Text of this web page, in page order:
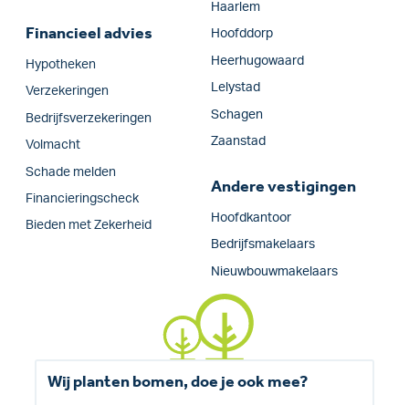
Financieel advies
Hypotheken
Verzekeringen
Bedrijfs­verzekeringen
Volmacht
Schade melden
Financieringscheck
Bieden met Zekerheid
Haarlem
Hoofddorp
Heerhugowaard
Lelystad
Schagen
Zaanstad
Andere vestigingen
Hoofdkantoor
Bedrijfsmakelaars
Nieuwbouwmakelaars
Wij planten bomen, doe je ook mee?